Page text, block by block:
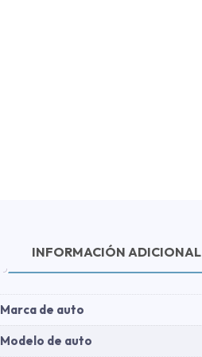
INFORMACIÓN ADICIONAL
Marca de auto
Modelo de auto